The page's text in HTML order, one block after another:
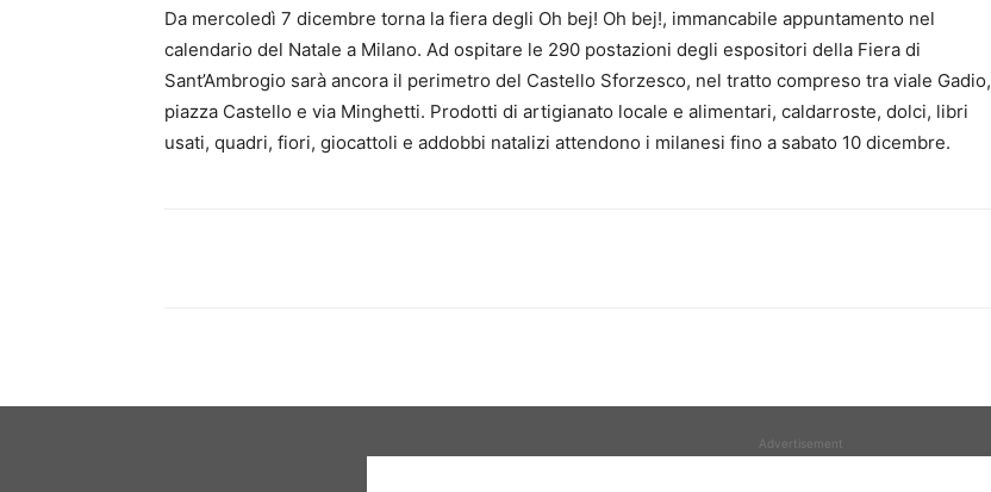
Da mercoledì 7 dicembre torna la fiera degli Oh bej! Oh bej!, immancabile appuntamento nel
calendario del Natale a Milano. Ad ospitare le 290 postazioni degli espositori della Fiera di
Sant’Ambrogio sarà ancora il perimetro del Castello Sforzesco, nel tratto compreso tra viale Gadio,
piazza Castello e via Minghetti. Prodotti di artigianato locale e alimentari, caldarroste, dolci, libri
usati, quadri, fiori, giocattoli e addobbi natalizi attendono i milanesi fino a sabato 10 dicembre.
Advertisement